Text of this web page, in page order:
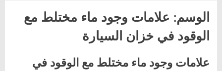
الوسم: علامات وجود ماء مختلط مع
الوقود في خزان السيارة
علامات وجود ماء مختلط مع الوقود في